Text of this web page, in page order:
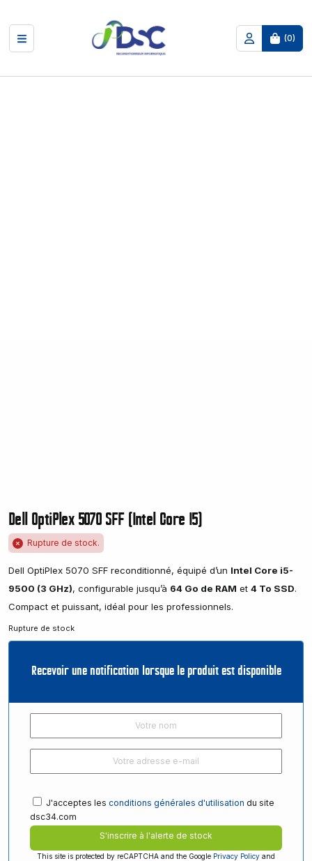
(0)
Dell OptiPlex 5070 SFF (Intel Core I5)
Rupture de stock.
Dell OptiPlex 5070 SFF reconditionné, équipé d’un Intel Core i5-
9500 (3 GHz), configurable jusqu’à 64 Go de RAM et 4 To SSD.
Compact et puissant, idéal pour les professionnels.
Rupture de stock
Recevoir une notification lorsque le produit est disponible
J'acceptes les conditions générales d'utilisation du site
dsc34.com
S'inscrire à l'alerte de stock
This site is protected by reCAPTCHA and the Google Privacy Policy and